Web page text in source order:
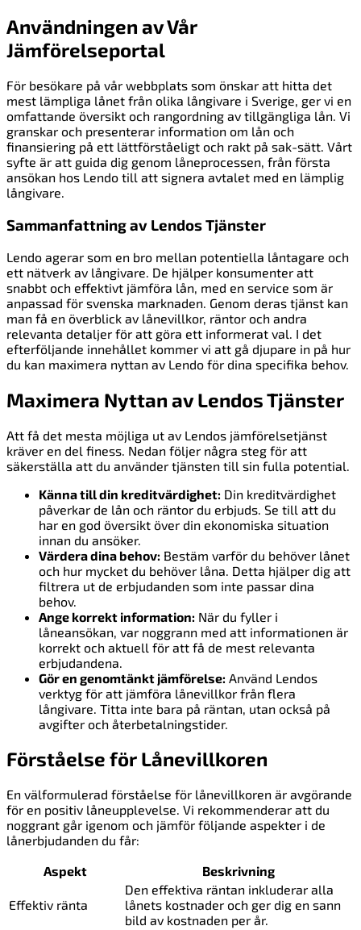
Användningen av Vår
Jämförelseportal
För besökare på vår webbplats som önskar att hitta det
mest lämpliga lånet från olika långivare i Sverige, ger vi en
omfattande översikt och rangordning av tillgängliga lån. Vi
granskar och presenterar information om lån och
finansiering på ett lättförståeligt och rakt på sak-sätt. Vårt
syfte är att guida dig genom låneprocessen, från första
ansökan hos Lendo till att signera avtalet med en lämplig
långivare.
Sammanfattning av Lendos Tjänster
Lendo agerar som en bro mellan potentiella låntagare och
ett nätverk av långivare. De hjälper konsumenter att
snabbt och effektivt jämföra lån, med en service som är
anpassad för svenska marknaden. Genom deras tjänst kan
man få en överblick av lånevillkor, räntor och andra
relevanta detaljer för att göra ett informerat val. I det
efterföljande innehållet kommer vi att gå djupare in på hur
du kan maximera nyttan av Lendo för dina specifika behov.
Maximera Nyttan av Lendos Tjänster
Att få det mesta möjliga ut av Lendos jämförelsetjänst
kräver en del finess. Nedan följer några steg för att
säkerställa att du använder tjänsten till sin fulla potential.
Känna till din kreditvärdighet: Din kreditvärdighet
påverkar de lån och räntor du erbjuds. Se till att du
har en god översikt över din ekonomiska situation
innan du ansöker.
Värdera dina behov: Bestäm varför du behöver lånet
och hur mycket du behöver låna. Detta hjälper dig att
filtrera ut de erbjudanden som inte passar dina
behov.
Ange korrekt information: När du fyller i
låneansökan, var noggrann med att informationen är
korrekt och aktuell för att få de mest relevanta
erbjudandena.
Gör en genomtänkt jämförelse: Använd Lendos
verktyg för att jämföra lånevillkor från flera
långivare. Titta inte bara på räntan, utan också på
avgifter och återbetalningstider.
Förståelse för Lånevillkoren
En välformulerad förståelse för lånevillkoren är avgörande
för en positiv låneupplevelse. Vi rekommenderar att du
noggrant går igenom och jämför följande aspekter i de
lånerbjudanden du får:
Aspekt
Beskrivning
Effektiv ränta
Den effektiva räntan inkluderar alla
lånets kostnader och ger dig en sann
bild av kostnaden per år.